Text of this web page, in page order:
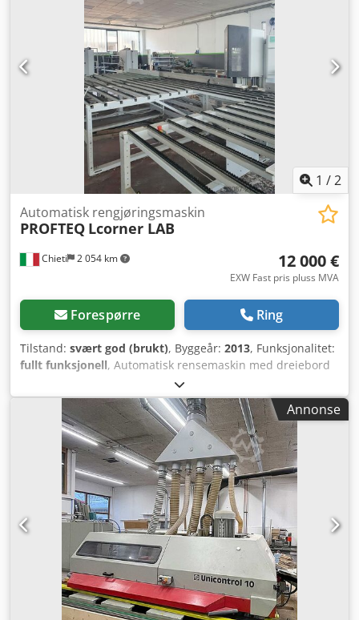
1 /2
Chieti 2 054 km
Automatisk rengjøringsmaskin
PROFTEQ Lcorner LAB
12 000 €
EXW Fast pris pluss MVA
Forespørre Ring
Tilstand: svært god (brukt), Byggeår: 2013, Funksjonalitet:
fullt funksjonell, Automatisk rensemaskin med dreiebord
for emner CNC-styrt rensemaskin Dwjdpfx Aoywcv Nsavea
Annonse